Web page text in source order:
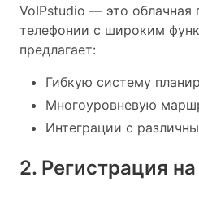
VoIPstudio — это облачная
телефонии с широким
предлагает:
Гибкую систему
Многоуровневую
Интеграции с
2. Регистрация